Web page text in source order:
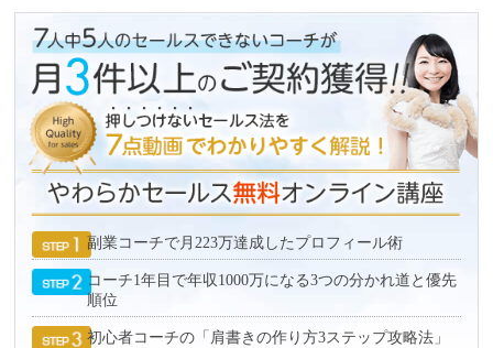
副業コーチで月223万達成したプロフィール術
コーチ1年目で年収1000万になる3つの分かれ道と優先
順位
初心者コーチの「肩書きの作り方3ステップ攻略法」